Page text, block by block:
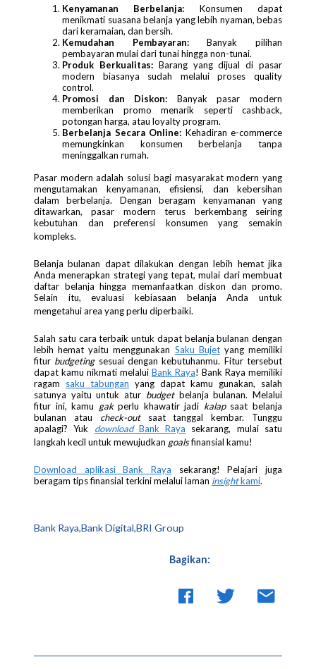
Kenyamanan Berbelanja: Konsumen dapat
menikmati suasana belanja yang lebih nyaman, bebas
dari keramaian, dan bersih.
Kemudahan Pembayaran:Banyak pilihan
pembayaran mulai dari tunai hingga non-tunai.
Produk Berkualitas:Barang yang dijual di pasar
modern biasanya sudah melalui proses quality
control.
Promosi dan Diskon: Banyak pasar modern
memberikan promo menarik seperti cashback,
potongan harga, atau loyalty program.
Berbelanja Secara Online: Kehadiran e-commerce
memungkinkan konsumen berbelanja tanpa
meninggalkan rumah.
Pasar modern adalah solusi bagi masyarakat modern yang
mengutamakan kenyamanan, efisiensi, dan kebersihan
dalam berbelanja. Dengan beragam kenyamanan yang
ditawarkan, pasar modern terus berkembang seiring
kebutuhan dan preferensi konsumen yang semakin
kompleks.
Belanja bulanan dapat dilakukan dengan lebih hemat jika
Anda menerapkan strategi yang tepat, mulai dari membuat
daftar belanja hingga memanfaatkan diskon dan promo.
Selain itu, evaluasi kebiasaan belanja Anda untuk
mengetahui area yang perlu diperbaiki.
Salah satu cara terbaik untuk dapat belanja bulanan dengan
lebih hemat yaitu menggunakan Saku Bujetyang memiliki
fitur budgetingsesuai dengan kebutuhanmu. Fitur tersebut
dapat kamu nikmati melalui Bank Raya! Bank Raya memiliki
ragam saku tabungan yang dapat kamu gunakan, salah
satunya yaitu untuk atur budgetbelanja bulanan. Melalui
fitur ini, kamu gakperlu khawatir jadi kalap saat belanja
bulanan atau check-outsaat tanggal kembar. Tunggu
apalagi? Yuk downloadBank Raya sekarang, mulai satu
langkah kecil untuk mewujudkan goalsfinansial kamu!
Download aplikasi Bank Raya sekarang! Pelajari juga
beragam tips finansial terkini melalui laman insightkami.
Bank Raya,Bank Digital,BRI Group
Bagikan: